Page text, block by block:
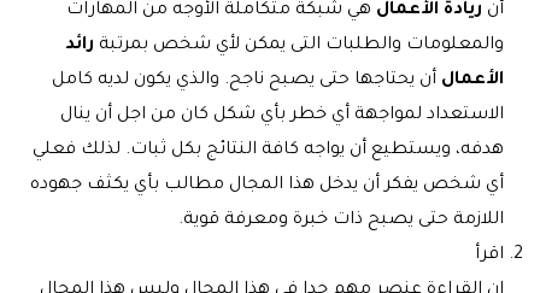
أن ريادة الأعمال هي شبكة متكاملة الأوجه من المهارات
والمعلومات والطلبات التى يمكن لأي شخص بمرتبة رائد
الأعمال أن يحتاجها حتى يصبح ناجح. والذي يكون لديه كامل
الاستعداد لمواجهة أي خطر بأي شكل كان من اجل أن ينال
هدفه، ويستطيع أن يواجه كافة النتائج بكل ثبات. لذلك فعلي
أي شخص يفكر أن يدخل هذا المجال مطالب بأي يكثف جهوده
اللازمة حتى يصبح ذات خبرة ومعرفة قوية.
اقرأ